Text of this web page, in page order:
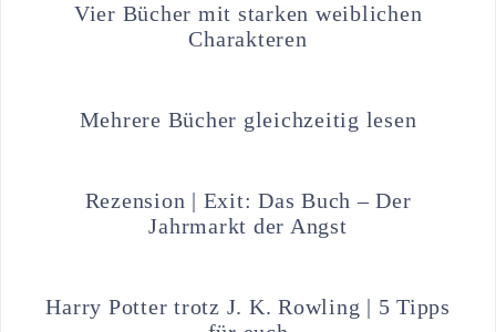
Vier Bücher mit starken weiblichen
Charakteren
Mehrere Bücher gleichzeitig lesen
Rezension | Exit: Das Buch – Der
Jahrmarkt der Angst
Harry Potter trotz J. K. Rowling | 5 Tipps